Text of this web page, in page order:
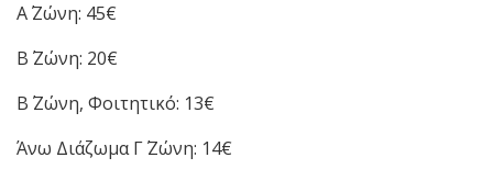
Α΄ Ζώνη: 45€
Β΄ Ζώνη: 20€
Β΄ Ζώνη, Φοιτητικό: 13€
Άνω Διάζωμα Γ΄ Ζώνη: 14€